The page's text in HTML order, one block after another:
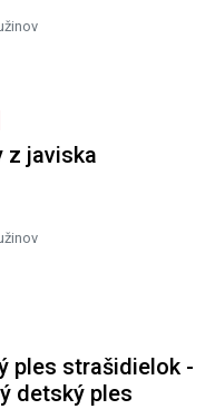
z javiska
ples strašidielok -
detský ples